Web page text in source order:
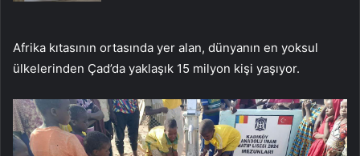
Afrika kıtasının ortasında yer alan, dünyanın en yoksul
ülkelerinden Çad’da yaklaşık 15 milyon kişi yaşıyor.